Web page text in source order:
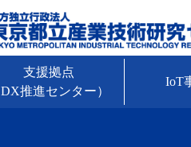
支援拠点
推進センター）
IoT